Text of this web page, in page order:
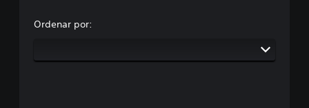
Ordenar por: